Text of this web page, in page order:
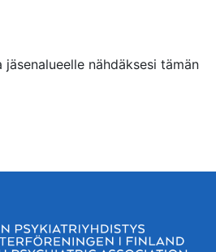
nähdäksesi tämän